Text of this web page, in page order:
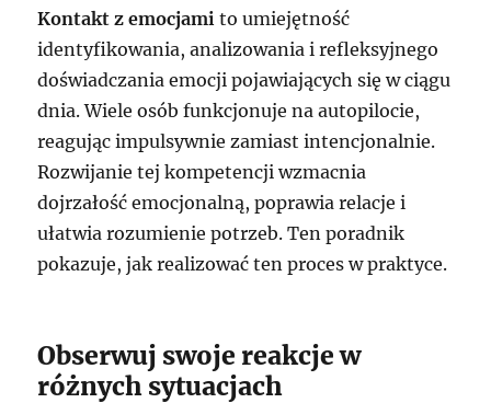
Kontakt z emocjami to umiejętność
identyfikowania, analizowania i refleksyjnego
doświadczania emocji pojawiających się w ciągu
dnia. Wiele osób funkcjonuje na autopilocie,
reagując impulsywnie zamiast intencjonalnie.
Rozwijanie tej kompetencji wzmacnia
dojrzałość emocjonalną, poprawia relacje i
ułatwia rozumienie potrzeb. Ten poradnik
pokazuje, jak realizować ten proces w praktyce.
Obserwuj swoje reakcje w
różnych sytuacjach